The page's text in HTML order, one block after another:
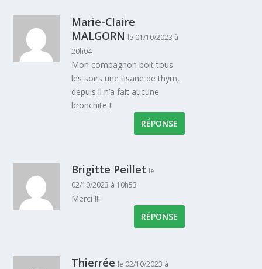
Marie-Claire
MALGORN le 01/10/2023 à
20h04
Mon compagnon boit tous
les soirs une tisane de thym,
depuis il n’a fait aucune
bronchite !!
RÉPONSE
Brigitte Peillet le
02/10/2023 à 10h53
Merci !!!
RÉPONSE
Thierrée le 02/10/2023 à